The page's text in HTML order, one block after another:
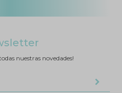
nuestras novedades!